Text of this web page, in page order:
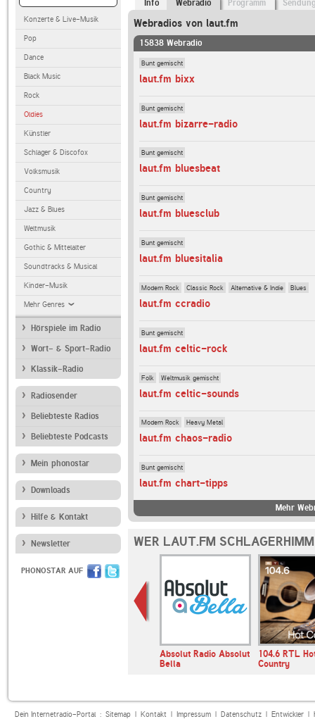
Konzerte & Live-Musik
Pop
Dance
Black Music
Rock
Oldies
Künstler
Schlager & Discofox
Volksmusik
Country
Jazz & Blues
Weltmusik
Gothic & Mittelalter
Soundtracks & Musical
Kinder-Musik
Mehr Genres
Hörspiele im Radio
Wort- & Sport-Radio
Klassik-Radio
Radiosender
Beliebteste Radios
Beliebteste Podcasts
Mein phonostar
Downloads
Hilfe & Kontakt
Newsletter
PHONOSTAR AUF
Info Webradio Programm
Webradios von laut.fm
15838 Webradio
Bunt gemischt
laut.fm bixx
Bunt gemischt
laut.fm bizarre-radio
Bunt gemischt
laut.fm bluesbeat
Bunt gemischt
laut.fm bluesclub
Bunt gemischt
laut.fm bluesitalia
Modern Rock Classic Rock Alternative & Indie Blues
laut.fm ccradio
Bunt gemischt
laut.fm celtic-rock
Folk Weltmusik gemischt
laut.fm celtic-sounds
Modern Rock Heavy Metal
laut.fm chaos-radio
Bunt gemischt
laut.fm chart-tipps
Mehr
WER LAUT.FM
Absolut Radio Absolut
Bella
104.6 RTL
Country
Dein Internetradio-Portal : Sitemap| Kontakt| Impressum| Datenschutz| Entwickler|